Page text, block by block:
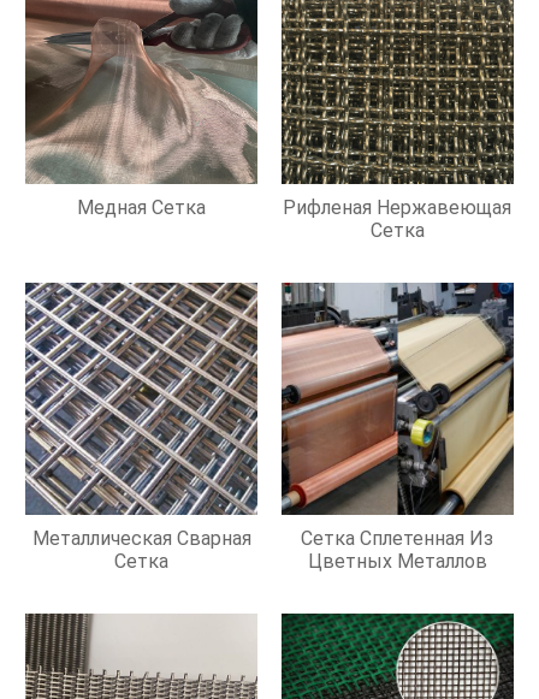
Медная Сетка
Рифленая Нержавеющая
Сетка
Металлическая Сварная
Сетка
Сетка Сплетенная Из
Цветных Металлов